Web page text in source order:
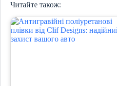
Читайте також: